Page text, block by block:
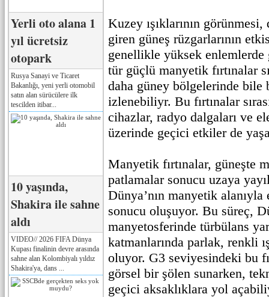
Yerli oto alana 1
yıl ücretsiz
otopark
Rusya Sanayi ve Ticaret
Bakanlığı, yeni yerli otomobil
satın alan sürücülere ilk
tescilden itibar...
10 yaşında,
Shakira ile sahne
aldı
VIDEO// 2026 FIFA Dünya
Kupası finalinin devre arasında
sahne alan Kolombiyalı yıldız
Shakira'ya, dans ...
Kuzey ışıklarının
giren güneş rüzgarlarının
genellikle yüksek
tür güçlü manyetik fırtınalar
daha güney bölgelerinde bile
izlenebiliyr. Bu fırtınalar
cihazlar, radyo dalgaları ve
üzerinde geçici etkiler de
Manyetik fırtınalar, güneşte
patlamalar sonucu uzaya
Dünya’nın manyetik
sonucu oluşuyor. Bu süreç,
manyetosferinde türbülans
katmanlarında parlak, renkli
oluyor. G3 seviyesindeki bu
görsel bir şölen sunarken,
geçici aksaklıklara yol